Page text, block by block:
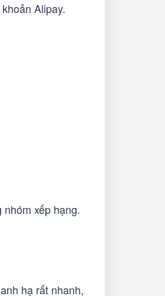
Alipay.
xếp hạng.
hạ rất nhanh,